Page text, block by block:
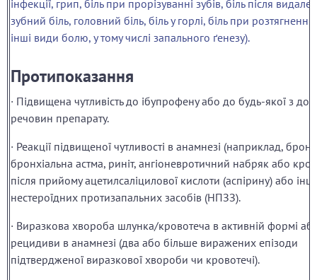
інфекції, грип, біль при прорізуванні зубів, біль після
зубний біль, головний біль, біль у горлі, біль при розтягненні
інші види болю, у тому числі запального ґенезу).
Протипоказання
· Підвищена чутливість до ібупрофену або до будь-якої з
речовин препарату.
· Реакції підвищеної чутливості в анамнезі (наприклад,
бронхіальна астма, риніт, ангіоневротичний набряк або
після прийому ацетилсаліцилової кислоти (аспірину) або
нестероїдних протизапальних засобів (НПЗЗ).
· Виразкова хвороба шлунка/кровотеча в активній формі
рецидиви в анамнезі (два або більше виражених епізоди
підтвердженої виразкової хвороби чи кровотечі).